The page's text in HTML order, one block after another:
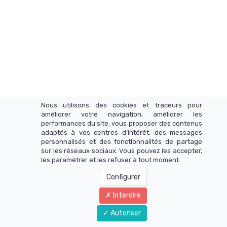
INFOMEDIA SAS
Nous utilisons des cookies et traceurs pour
améliorer votre navigation, améliorer les
performances du site, vous proposer des contenus
adaptés à vos centres d’intérêt, des messages
personnalisés et des fonctionnalités de partage
sur les réseaux sociaux. Vous pouvez les accepter,
les paramétrer et les refuser à tout moment.
Configurer
Interdire
Autoriser